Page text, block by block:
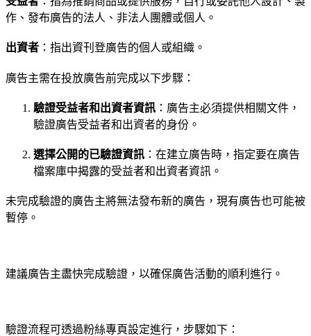
作、發布廣告的法人、非法人團體或個人。
出資者 ：指出資刊登廣告的個人或組織。
廣告主需在投放廣告前完成以下步驟：
驗證受益者和出資者資訊 ：廣告主必須提供相關文件，
驗證廣告受益者和出資者的身份。
選擇公開的已驗證資訊 ：在建立廣告時，指定要在廣告
檔案庫中揭露的受益者和出資者資訊。
未完成驗證的廣告主將無法發布新的廣告，現有廣告也可能被
暫停。
建議廣告主盡快完成驗證，以確保廣告活動的順利進行。
驗證流程可透過粉絲專頁設定進行，步驟如下：